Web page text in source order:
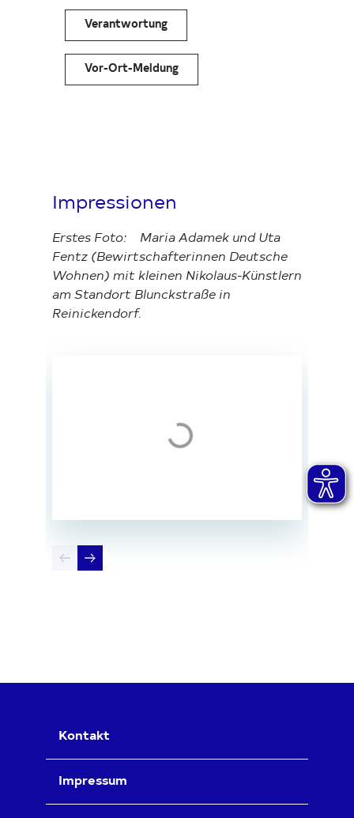
Verantwortung
Vor-Ort-Meldung
Impressionen
Erstes Foto: Maria Adamek und Uta
Fentz (Bewirtschafterinnen Deutsche
Wohnen) mit kleinen Nikolaus-Künstlern
am Standort Blunckstraße in
Reinickendorf.
Loading...
Loading...
Kontakt
Impressum